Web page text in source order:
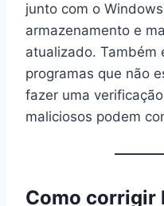
junto com o
armazenamento e
atualizado. Também
programas que não
fazer uma
maliciosos podem
Como corrigir